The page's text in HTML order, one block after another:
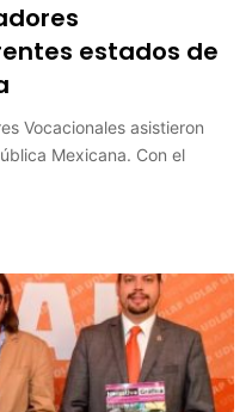
estados de
Vocacionales asistieron
Mexicana. Con el